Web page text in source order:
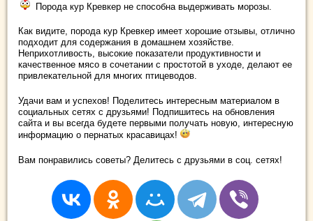
Порода кур Кревкер не способна выдерживать морозы.
Как видите, порода кур Кревкер имеет хорошие отзывы, отлично
подходит для содержания в домашнем хозяйстве.
Неприхотливость, высокие показатели продуктивности и
качественное мясо в сочетании с простотой в уходе, делают ее
привлекательной для многих птицеводов.
Удачи вам и успехов! Поделитесь интересным материалом в
социальных сетях с друзьями! Подпишитесь на обновления
сайта и вы всегда будете первыми получать новую, интересную
информацию о пернатых красавицах!
Вам понравились советы? Делитесь с друзьями в соц. сетях!